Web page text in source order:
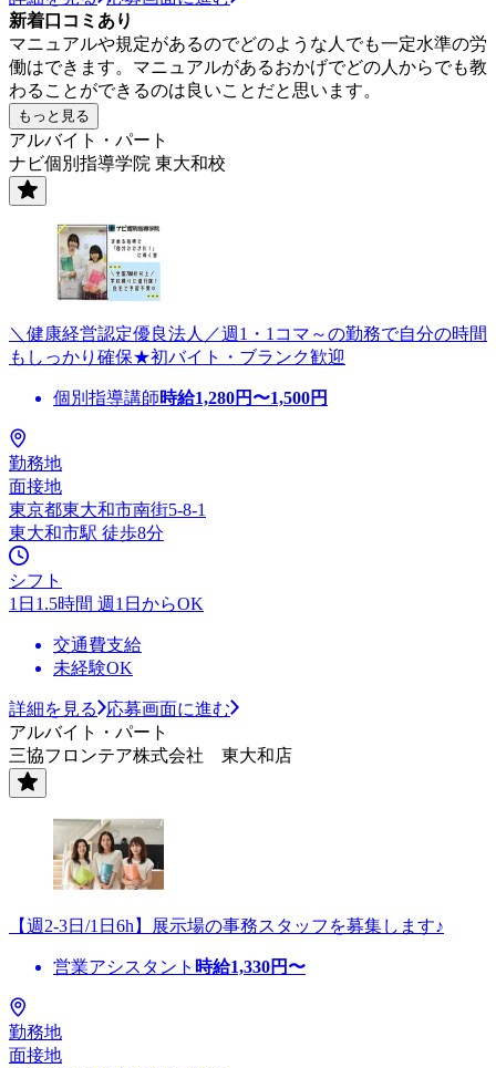
新着口コミあり
マニュアルや規定があるのでどのような人でも一定水準の労
働はできます。マニュアルがあるおかげでどの人からでも教
わることができるのは良いことだと思います。
もっと見る
アルバイト・パート
ナビ個別指導学院 東大和校
＼健康経営認定優良法人／週1・1コマ～の勤務で自分の時間
もしっかり確保★初バイト・ブランク歓迎
個別指導講師時給1,280円〜1,500円
勤務地
面接地
東京都東大和市南街5-8-1
東大和市駅 徒歩8分
シフト
1日1.5時間 週1日からOK
交通費支給
未経験OK
詳細を見る
応募画面に進む
アルバイト・パート
三協フロンテア株式会社 東大和店
【週2-3日/1日6h】展示場の事務スタッフを募集します♪
営業アシスタント 時給1,330円〜
勤務地
面接地